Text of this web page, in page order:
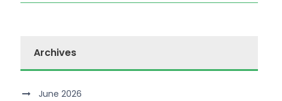
Archives
June 2026